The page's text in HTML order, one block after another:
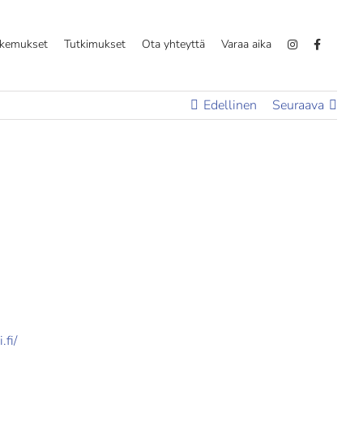
Tutkimukset Ota yhteyttä Varaa aika
Edellinen Seuraava